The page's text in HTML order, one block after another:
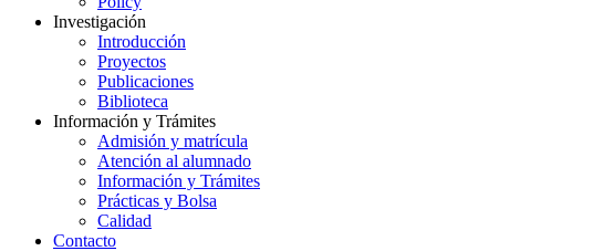
Investigación
Introducción
Proyectos
Publicaciones
Biblioteca
Información y Trámites
Admisión y matrícula
Atención al alumnado
Información y Trámites
Prácticas y Bolsa
Calidad
Contacto